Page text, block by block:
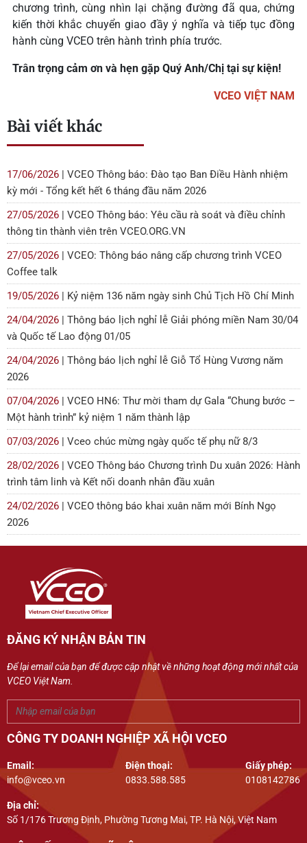
chương trình, cùng nhìn lại chặng đường đã qua, chứng
kiến thời khắc chuyển giao đầy ý nghĩa và tiếp tục đồng
hành cùng VCEO trên hành trình phía trước.
Trân trọng cảm ơn và hẹn gặp Quý Anh/Chị tại sự kiện!
VCEO VIỆT NAM
Bài viết khác
17/06/2026 | VCEO Thông báo: Đào tạo Ban Điều Hành nhiệm
kỳ mới - Tổng kết hết 6 tháng đầu năm 2026
27/05/2026 | VCEO Thông báo: Yêu cầu rà soát và điều chỉnh
thông tin thành viên trên VCEO.ORG.VN
27/05/2026 | VCEO: Thông báo nâng cấp chương trình VCEO
Coffee talk
19/05/2026 | Kỷ niệm 136 năm ngày sinh Chủ Tịch Hồ Chí Minh
24/04/2026 | Thông báo lịch nghỉ lễ Giải phóng miền Nam 30/04
và Quốc tế Lao động 01/05
24/04/2026 | Thông báo lịch nghỉ lễ Giỗ Tổ Hùng Vương năm
2026
07/04/2026 | VCEO HN6: Thư mời tham dự Gala “Chung bước –
Một hành trình” kỷ niệm 1 năm thành lập
07/03/2026 | Vceo chúc mừng ngày quốc tế phụ nữ 8/3
28/02/2026 | VCEO Thông báo Chương trình Du xuân 2026: Hành
trình tâm linh và Kết nối doanh nhân đầu xuân
24/02/2026 | VCEO thông báo khai xuân năm mới Bính Ngọ
2026
ĐĂNG KÝ NHẬN BẢN TIN
Để lại email của bạn để được cập nhật về những hoạt động mới nhất của
VCEO Việt Nam.
CÔNG TY DOANH NGHIỆP XÃ HỘI VCEO
Email:
info@vceo.vn
Điện thoại:
0833.588.585
Giấy phép:
0108142786
Địa chỉ:
Số 1/176 Trương Định, Phường Tương Mai, TP. Hà Nội, Việt Nam